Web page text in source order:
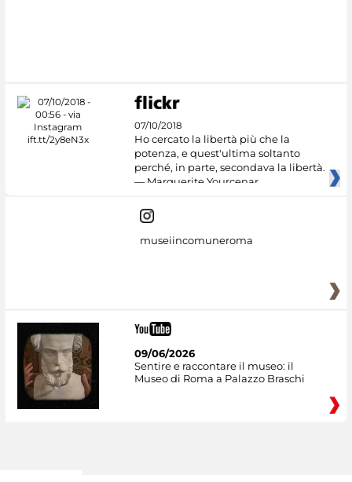
07/10/2018
Ho cercato la libertà più che la
potenza, e quest'ultima soltanto
perché, in parte, secondava la libertà.
— Marguerite Yourcenar
museiincomuneroma
09/06/2026
Sentire e raccontare il museo: il
Museo di Roma a Palazzo Braschi